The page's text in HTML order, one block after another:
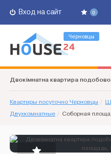
0
Вход на сайт
Черновцы
Двокімнатна квартира
Квартиры посуточно Черновцы /
Двухкомнатные / Соборная